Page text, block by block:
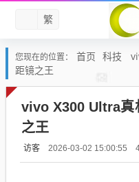
繁
您现在的位置： 首页 科技
距镜之王
vivo X300 Ultra真
之王
访客 2026-03-02 15:00:55